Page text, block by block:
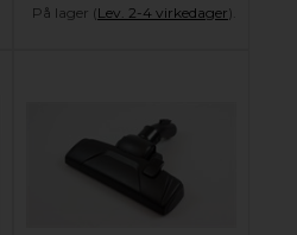
På lager (Lev. 2-4 virkedager).